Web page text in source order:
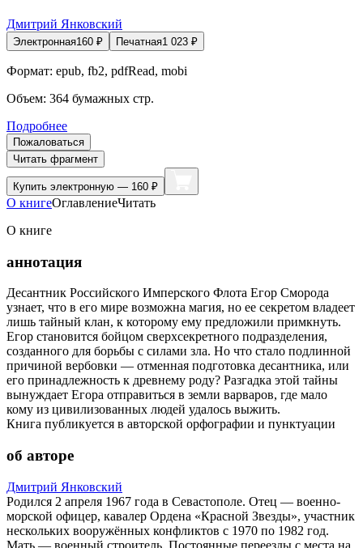
Дмитрий Янковский
Электронная160 ₽ Печатная1 023 ₽
Формат: epub, fb2, pdfRead, mobi
Объем: 364 бумажных стр.
Подробнее
Пожаловаться
Читать фрагмент
Купить электронную — 160 ₽
О книгеОглавлениеЧитать
О книге
аннотация
Десантник Российского Имперского Флота Егор Сморода
узнает, что в его мире возможна магия, но ее секретом владеет
лишь тайный клан, к которому ему предложили примкнуть.
Егор становится бойцом сверхсекретного подразделения,
созданного для борьбы с силами зла. Но что стало подлинной
причиной вербовки — отменная подготовка десантника, или
его принадлежность к древнему роду? Разгадка этой тайны
вынуждает Егора отправиться в земли варваров, где мало
кому из цивилизованных людей удалось выжить.
Книга публикуется в авторской орфографии и пунктуации
об авторе
Дмитрий Янковский
Родился 2 апреля 1967 года в Севастополе. Отец — военно-
морской офицер, кавалер Ордена «Красной Звезды», участник
нескольких вооружённых конфликтов с 1970 по 1982 год.
Мать — военный строитель. Постоянные переезды с места на